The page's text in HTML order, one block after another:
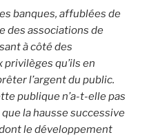
banques, affublées de
des associations de
à côté des
qu’ils en
l’argent du public.
publique n’a-t-elle pas
la hausse successive
le développement